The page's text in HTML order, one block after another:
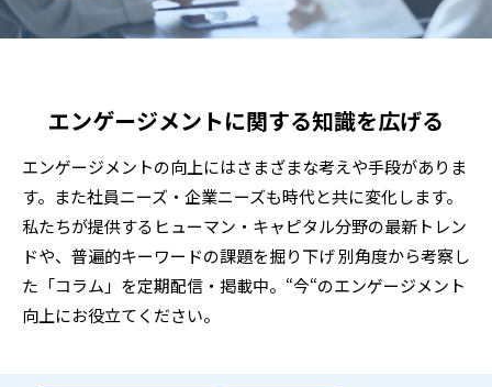
エンゲージメントに関する知識を広げる
エンゲージメントの向上にはさまざまな考えや手段がありま
す。また社員ニーズ・企業ニーズも時代と共に変化します。
私たちが提供するヒューマン・キャピタル分野の最新トレン
ドや、普遍的キーワードの課題を掘り下げ別角度から考察し
た「コラム」を定期配信・掲載中。“今“のエンゲージメント
向上にお役立てください。